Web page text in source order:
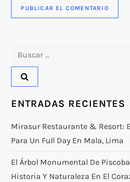
ENTRADAS RECIENTES
Mirasur Restaurante & Resort:
Para Un Full Day En Mala, Lima
El Árbol Monumental De
Historia Y Naturaleza En El